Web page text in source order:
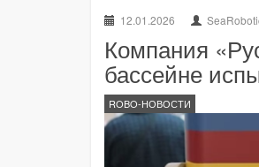
12.01.2026
Компания
бассейне
ROBO-НОВОСТИ